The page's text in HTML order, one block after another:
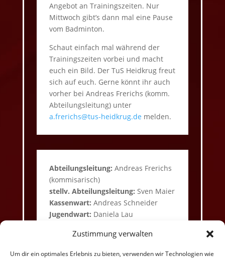
Zustimmung verwalten
Um dir ein optimales Erlebnis zu bieten, verwenden wir Technologien wie
Angebot an Trainingszeiten. Nur
Mittwoch gibt’s dann mal eine Pause
vom Badminton.
Schaut einfach mal während der
Trainingszeiten vorbei und macht
euch ein Bild. Der TuS Heidkrug freut
sich auf euch. Gerne könnt ihr auch
vorher bei Andreas Frerichs (komm.
Abteilungsleitung) unter
a.frerichs@tus-heidkrug.de melden.
Abteilungsleitung: Andreas Frerichs
(kommisarisch)
stellv. Abteilungsleitung: Sven Maier
Kassenwart: Andreas Schneider
Jugendwart: Daniela Lau
Schneider